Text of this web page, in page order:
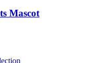
Mascot